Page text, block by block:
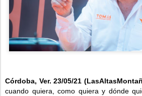
Córdoba, Ver. 23/05/21
cuando quiera, como quiera y dónde